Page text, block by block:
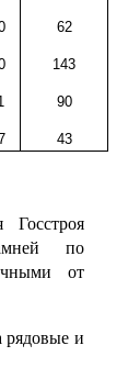
62
143
90
43
Госстроя
по
от
рядовые и